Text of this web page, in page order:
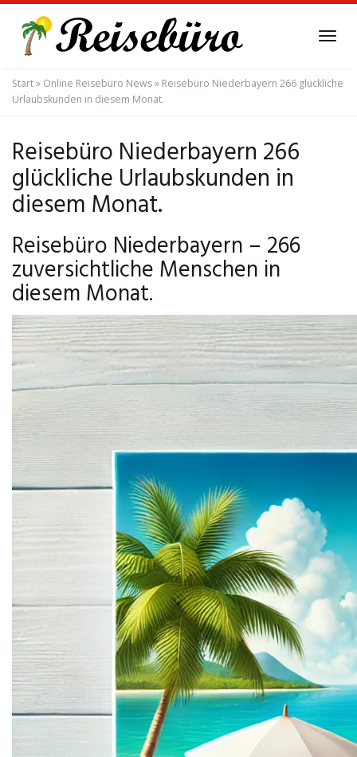
main
content
Start» Online Reisebüro News» Reisebüro Niederbayern 266 glückliche
Urlaubskunden in diesem Monat.
Reisebüro Niederbayern 266
glückliche Urlaubskunden in
diesem Monat.
Reisebüro Niederbayern – 266
zuversichtliche Menschen in
diesem Monat.